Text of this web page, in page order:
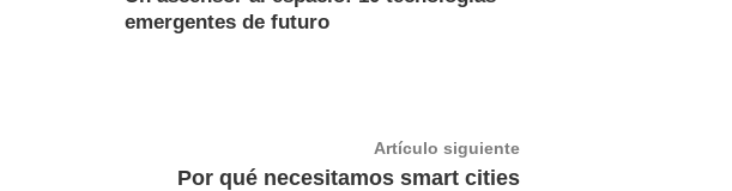
emergentes de futuro
Artículo siguienteArtículo
siguiente:
Por qué necesitamos smart cities